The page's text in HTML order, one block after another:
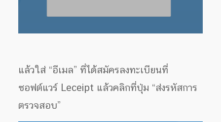
แล้วใส่ “อีเมล” ที่ได้สมัครลงทะเบียนที่
ซอฟต์แวร์ Leceipt แล้วคลิกที่ปุ่ม “ส่งรหัสการ
ตรวจสอบ”